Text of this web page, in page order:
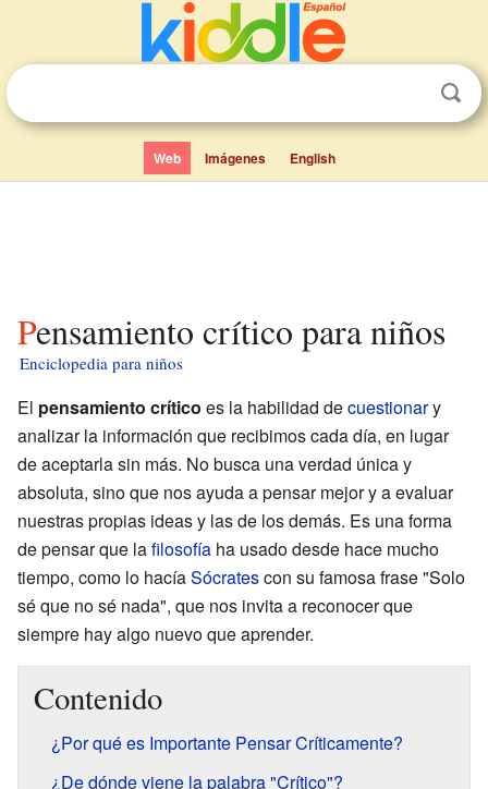
Web Imágenes English
Pensamiento crítico para niños
Enciclopedia para niños
El pensamiento crítico es la habilidad decuestionary
analizar la información que recibimos cada día, en lugar
de aceptarla sin más. No busca una verdad única y
absoluta, sino que nos ayuda a pensar mejor y a evaluar
nuestras propias ideas y las de los demás. Es una forma
de pensar que lafilosofía ha usado desde hace mucho
tiempo, como lo hacíaSócratescon su famosa frase "Solo
sé que no sé nada", que nos invita a reconocer que
siempre hay algo nuevo que aprender.
Contenido
¿Por qué es Importante Pensar Críticamente?
¿De dónde viene la palabra "Crítico"?